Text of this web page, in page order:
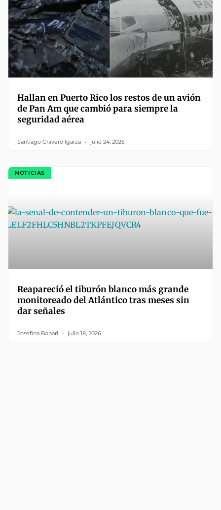
Hallan en Puerto Rico los restos de un avión
de Pan Am que cambió para siempre la
seguridad aérea
Santiago Cravero Igarza julio 24, 2026
NOTICIAS
Reapareció el tiburón blanco más grande
monitoreado del Atlántico tras meses sin
dar señales
Josefina Bonari julio 18, 2026